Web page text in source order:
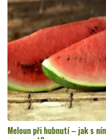
Meloun při hubnutí – jak s